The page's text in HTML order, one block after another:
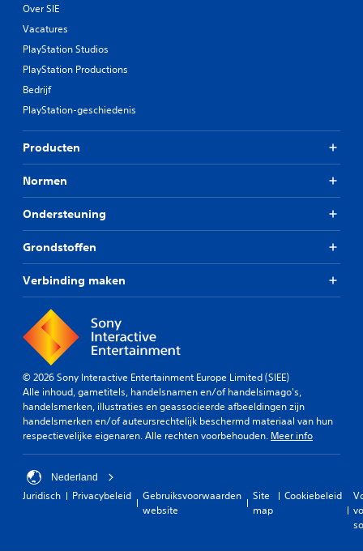
Over SIE
Vacatures
PlayStation Studios
PlayStation Productions
Bedrijf
PlayStation-geschiedenis
Producten
Normen
Ondersteuning
Grondstoffen
Verbinding maken
© 2026 Sony Interactive Entertainment Europe Limited (SIEE)
Alle inhoud, gametitels, handelsnamen en/of handelsimago's,
handelsmerken, illustraties en geassocieerde afbeeldingen zijn
handelsmerken en/of auteursrechtelijk beschermd materiaal van hun
respectievelijke eigenaren. Alle rechten voorbehouden. Meer info
Nederland
Juridisch Privacybeleid
Gebruiksvoorwaarden
website
Site
map
Cookiebeleid